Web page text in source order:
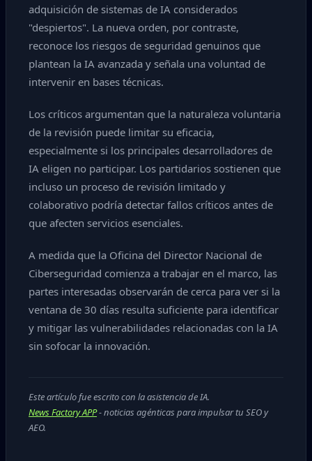
adquisición de sistemas de IA considerados
"despiertos". La nueva orden, por contraste,
reconoce los riesgos de seguridad genuinos que
plantean la IA avanzada y señala una voluntad de
intervenir en bases técnicas.
Los críticos argumentan que la naturaleza voluntaria
de la revisión puede limitar su eficacia,
especialmente si los principales desarrolladores de
IA eligen no participar. Los partidarios sostienen que
incluso un proceso de revisión limitado y
colaborativo podría detectar fallos críticos antes de
que afecten servicios esenciales.
A medida que la Oficina del Director Nacional de
Ciberseguridad comienza a trabajar en el marco, las
partes interesadas observarán de cerca para ver si la
ventana de 30 días resulta suficiente para identificar
y mitigar las vulnerabilidades relacionadas con la IA
sin sofocar la innovación.
Este artículo fue escrito con la asistencia de IA.
News Factory APP- noticias agénticas para impulsar tu SEO y
AEO.